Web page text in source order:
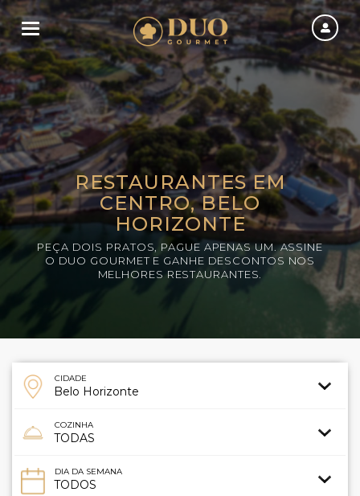
Toggle navigation
RESTAURANTES EM
CENTRO, BELO
HORIZONTE
PEÇA DOIS PRATOS, PAGUE APENAS UM. ASSINE
O DUO GOURMET E GANHE DESCONTOS NOS
MELHORES RESTAURANTES.
CIDADE
COZINHA
DIA DA SEMANA